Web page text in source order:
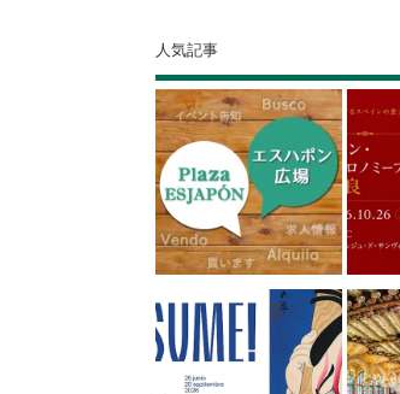
人気記事